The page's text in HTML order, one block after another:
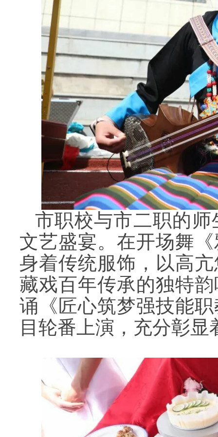
市职校与市二职的
文艺盛宴。在开场舞
身着传统服饰，以高
藏戏百年传承的独特
诵《匠心筑梦强技能
目轮番上演，充分彰